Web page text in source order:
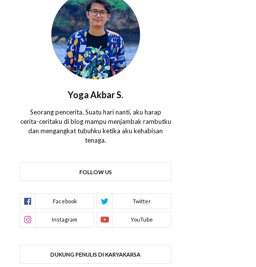
Yoga Akbar S.
Seorang pencerita. Suatu hari nanti, aku harap
cerita-ceritaku di blog mampu menjambak rambutku
dan mengangkat tubuhku ketika aku kehabisan
tenaga.
FOLLOW US
DUKUNG PENULIS DI KARYAKARSA